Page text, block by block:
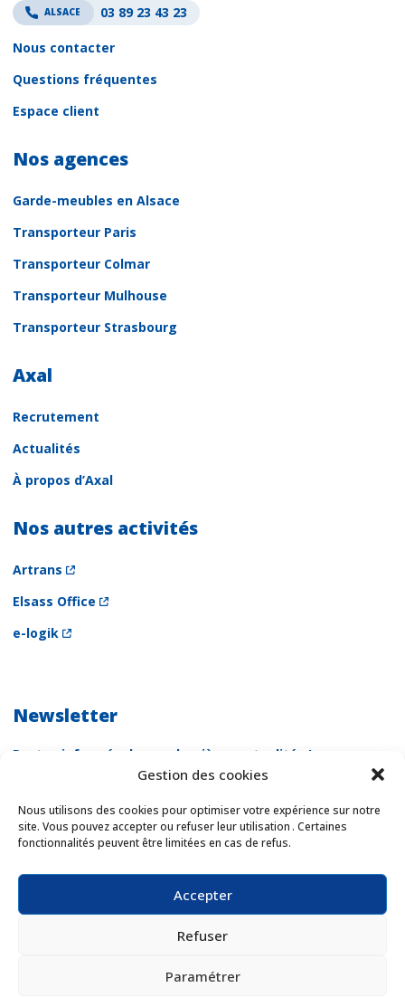
Gestion des cookies
Nous utilisons des cookies pour optimiser votre expérience sur notre
site. Vous pouvez accepter ou refuser leur utilisation . Certaines
fonctionnalités peuvent être limitées en cas de refus.
Accepter
Refuser
Paramétrer
ALSACE 03 89 23 43 23
Nous contacter
Questions fréquentes
Espace client
Nos agences
Garde-meubles en Alsace
Transporteur Paris
Transporteur Colmar
Transporteur Mulhouse
Transporteur Strasbourg
Axal
Recrutement
Actualités
À propos d’Axal
Nos autres activités
Artrans
Elsass Office
e-logik
Newsletter
Restez informés de nos dernières actualités !
Newsletter
Email *